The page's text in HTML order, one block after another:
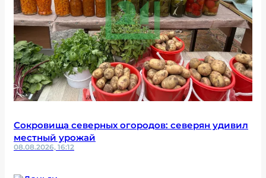
Сокровища северных огородов: северян удивил
местный урожай
08.08.2026, 16:12